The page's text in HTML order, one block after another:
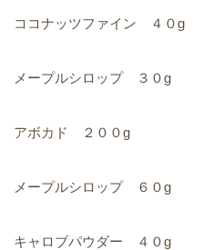
ココナッツファイン ４０g
メープルシロップ ３０g
アボカド ２００g
メープルシロップ ６０g
キャロブパウダー ４０g